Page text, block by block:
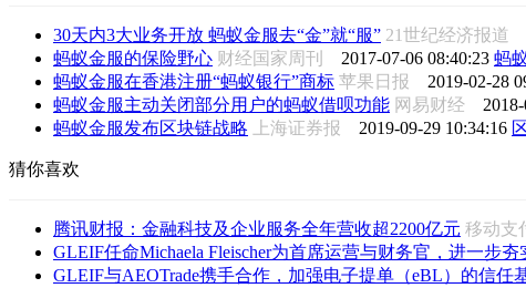
30天内3大业务开放 蚂蚁金服去“金”就“服” 21世纪经济报道
蚂蚁金服的保险野心 财经国家周刊 2017-07-06 08:40:23 蚂
蚂蚁金服在香港注册“蚂蚁银行”商标 苹果日报 2019-02-28
蚂蚁金服主动关闭部分用户的蚂蚁借呗功能 网易财经
蚂蚁金服发布区块链战略
上海证券报 2019-09-29 10:34:16
猜你喜欢
腾讯财报：金融科技及企业服务全年营收超2200亿元 移动
GLEIF任命Michaela Fleischer为首席运营与财务官，进一步夯
GLEIF与AEOTrade携手合作，加强电子提单（eBL）的信任